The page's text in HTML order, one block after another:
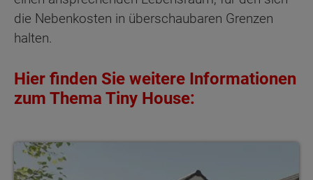
die Nebenkosten in überschaubaren Grenzen
halten.
Hier finden Sie weitere Informationen
zum Thema Tiny House:
Informationen zu Tiny House anfordern